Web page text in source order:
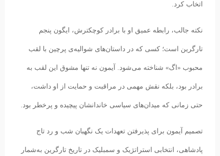
اتخاب کرد.
نکته جالب، رابطه عمیق او با برادر کوچکترش، ایگون پنجم
تارگرین است؛ کسی که در داستان‌های شوالیه‌ی پرچین با لقب
محبوب «اگ» شناخته می‌شود. آیمون نه تنها مشوق این لقب به
برادر بود، بلکه نقش مهمی در مراقبت و حمایت از او داشت،
حتی زمانی که میدان‌های سیاسی خاندانشان پیچیده و پرخطر بود.
تصمیم آیمون برای پذیرفتن تعهدات یک نگهبان شب و رد تاج
پادشاهی، انتخابی استراتژیک و سمبلیک در تاریخ تارگرین به‌شمار